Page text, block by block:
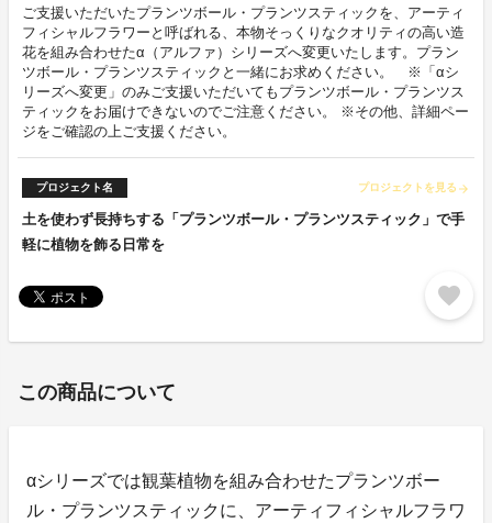
ご支援いただいたプランツボール・プランツスティックを、アーティ
フィシャルフラワーと呼ばれる、本物そっくりなクオリティの高い造
花を組み合わせたα（アルファ）シリーズへ変更いたします。プラン
ツボール・プランツスティックと一緒にお求めください。 ※「αシ
リーズへ変更」のみご支援いただいてもプランツボール・プランツス
ティックをお届けできないのでご注意ください。 ※その他、詳細ペー
ジをご確認の上ご支援ください。
プロジェクト名 プロジェクトを見る arrow_forward
土を使わず長持ちする「プランツボール・プランツスティック」で手
軽に植物を飾る日常を
favorite
この商品について
αシリーズでは観葉植物を組み合わせたプランツボー
ル・プランツスティックに、アーティフィシャルフラワ